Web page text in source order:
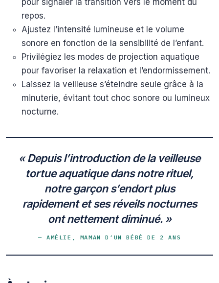
repos.
Ajustez l’intensité lumineuse et le volume
sonore en fonction de la sensibilité de l’enfant.
Privilégiez les modes de projection aquatique
pour favoriser la relaxation et l’endormissement.
Laissez la veilleuse s’éteindre seule grâce à la
minuterie, évitant tout choc sonore ou lumineux
nocturne.
« Depuis l’introduction de la veilleuse
tortue aquatique dans notre rituel,
notre garçon s’endort plus
rapidement et ses réveils nocturnes
ont nettement diminué. »
— AMÉLIE, MAMAN D’UN BÉBÉ DE 2 ANS